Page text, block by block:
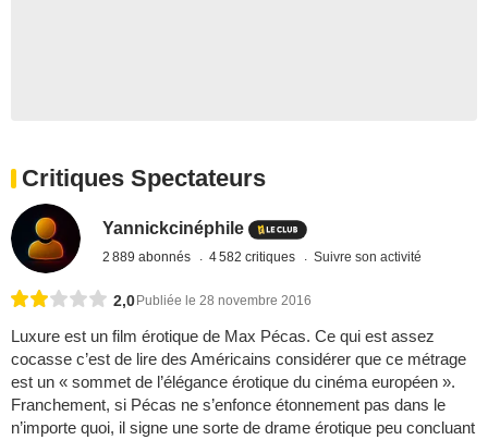
Critiques Spectateurs
Yannickcinéphile
2 889 abonnés 4 582 critiques Suivre son activité
2,0 Publiée le 28 novembre 2016
Luxure est un film érotique de Max Pécas. Ce qui est assez
cocasse c’est de lire des Américains considérer que ce métrage
est un « sommet de l’élégance érotique du cinéma européen ».
Franchement, si Pécas ne s’enfonce étonnement pas dans le
n’importe quoi, il signe une sorte de drame érotique peu concluant